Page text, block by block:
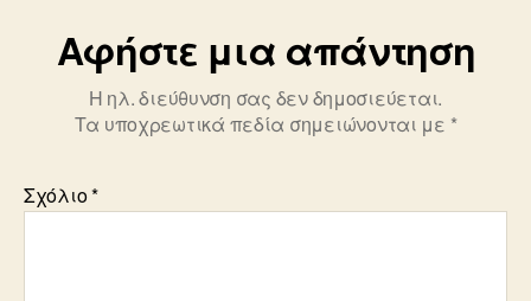
Αφήστε μια απάντηση
Η ηλ. διεύθυνση σας δεν δημοσιεύεται.
Τα υποχρεωτικά πεδία σημειώνονται με *
Σχόλιο*